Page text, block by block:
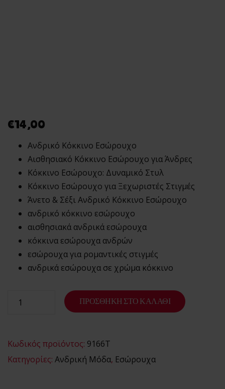
Ασφάλεια
Αυτόματοι
Πωλητές 24
Ώρες –
Λακωνίας 10
Πειραιάς
Ο λογαριασμός
μου
Smart Locker
Aphroditti
Order tracking
Aphroditi
Wishlist
€14,00
Ανδρικό Κόκκινο Εσώρουχο
Αισθησιακό Κόκκινο Εσώρουχο για Άνδρες
Κόκκινο Εσώρουχο: Δυναμικό Στυλ
Κόκκινο Εσώρουχο για Ξεχωριστές Στιγμές
Άνετο & Σέξι Ανδρικό Κόκκινο Εσώρουχο
ανδρικό κόκκινο εσώρουχο
αισθησιακά ανδρικά εσώρουχα
κόκκινα εσώρουχα ανδρών
εσώρουχα για ρομαντικές στιγμές
ανδρικά εσώρουχα σε χρώμα κόκκινο
ΠΡΟΣΘΉΚΗ ΣΤΟ ΚΑΛΆΘΙ
Κωδικός προϊόντος: 9166T
Κατηγορίες: Ανδρική Μόδα, Εσώρουχα